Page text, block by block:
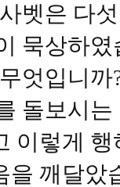
벳은 다
묵상하
엇입니
돌보시
이렇게
을 깨달았